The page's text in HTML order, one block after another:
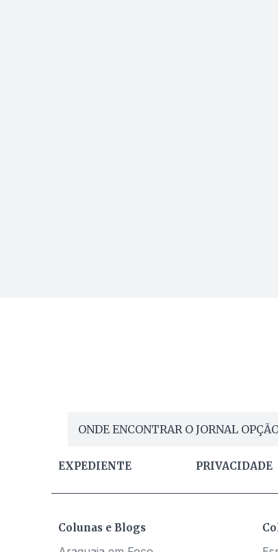
ONDE ENCONTRAR O JORNAL
EXPEDIENTE PRIVACIDADE
Colunas e Blogs